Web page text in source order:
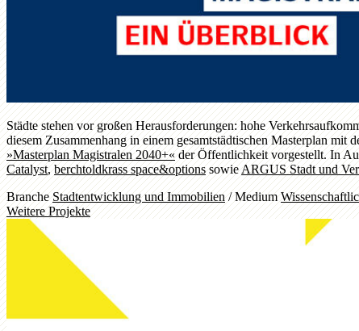
Städte stehen vor großen Herausforderungen: hohe
diesem Zusammenhang in einem gesamtstädtischen Masterplan
»Masterplan Magistralen 2040+«der Öffentlichkeit vorgestellt. In
Catalyst,berchtoldkrass space&optionssowieARGUS Stadt und
BrancheStadtentwicklung und Immobilien/Medium
Weitere Projekte